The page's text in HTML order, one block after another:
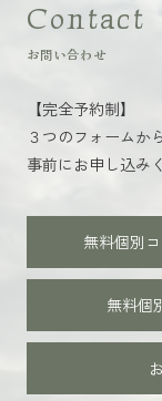
Contact
お問い合わせ
【完全予約制】
３つのフォームか
事前にお申し込み
無料個別
無料個